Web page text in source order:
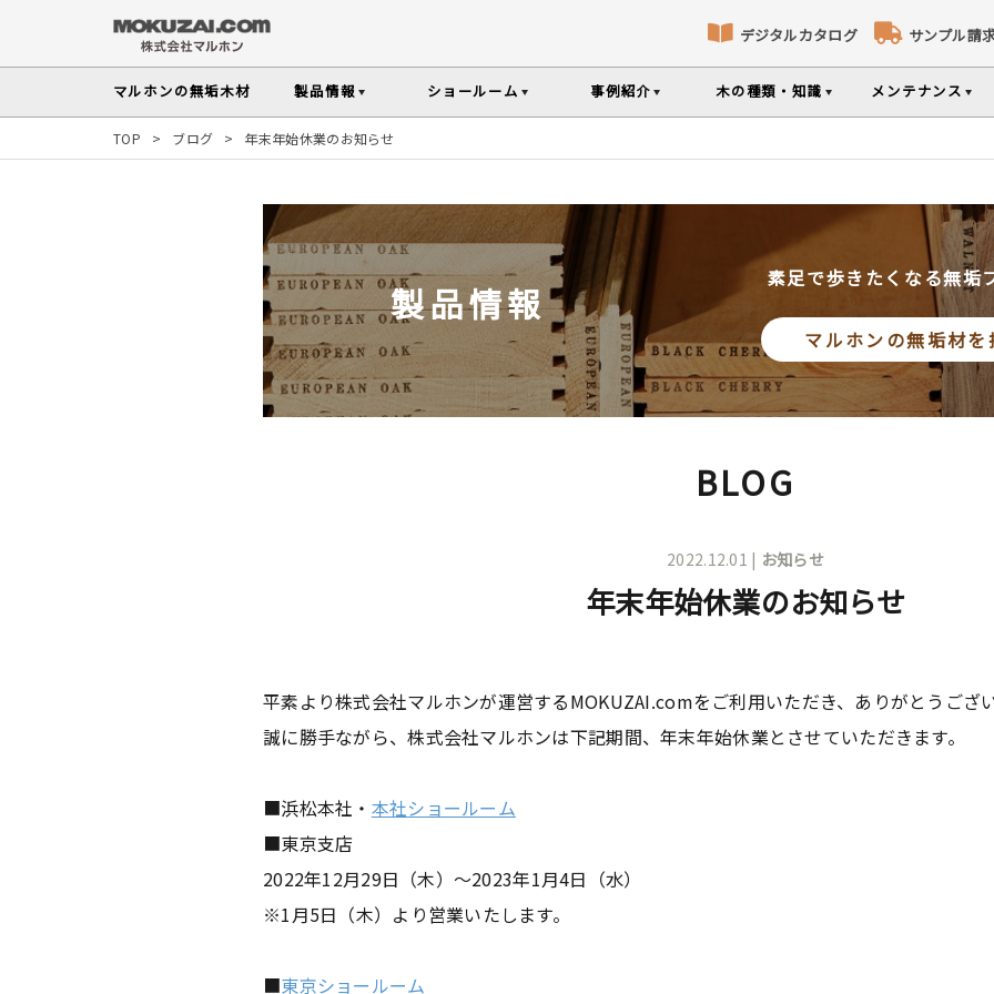
デジタルカタログ サンプル請
マルホンの無垢木材 製品情報
フローリング 床暖房対応フローリング パネリング
その他の内装部材・製品 選べる表面加工
樹種別製品マップ ご注意とお願い 製品情報の見方と用語集
ショールーム
ショールームTOP
事例紹介
Instagram投稿実例
インテリアスタイル
から探す
部屋から探す 樹種から探す 製品特徴から探す
木の種類・知識
木材の基礎知識 コラ
人気の樹種
よく選ばれる樹種をピックアップして特徴や製品を紹介 世界の樹種の詳
木の種類・知識TOP
メンテナンス
メンテナンスのコト メ
塗料・メンテナンス用品のご購入
マルホンのオリジナル塗料Arbor(アーバー)シリーズをお買い求めいただけま
す
TOP > ブログ > 年末年始休業のお知らせ
製品情報
素足で歩きたくなる無垢
マルホンの無垢材
BLOG
2022.12.01 | お知らせ
年末年始休業のお知らせ
平素より株式会社マルホンが運営するMOKUZAI.comをご利用いただき、ありがとうござ
誠に勝手ながら、株式会社マルホンは下記期間、年末年始休業とさせていただきます。
■浜松本社・ 本社ショールーム
■東京支店
2022年12月29日（木）～2023年1月4日（水）
※1月5日（木）より営業いたします。
■東京ショールーム